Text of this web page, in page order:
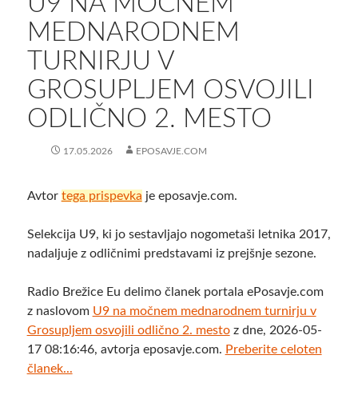
MEDNARODNEM
TURNIRJU V
GROSUPLJEM OSVOJILI
ODLIČNO 2. MESTO
17.05.2026 EPOSAVJE.COM
Avtor tega prispevka je eposavje.com.
Selekcija U9, ki jo sestavljajo nogometaši letnika 2017,
nadaljuje z odličnimi predstavami iz prejšnje sezone.
Radio Brežice Eu delimo članek portala ePosavje.com
z naslovom U9 na močnem mednarodnem turnirju v
Grosupljem osvojili odlično 2. mestoz dne, 2026-05-
17 08:16:46, avtorja eposavje.com. Preberite celoten
članek...